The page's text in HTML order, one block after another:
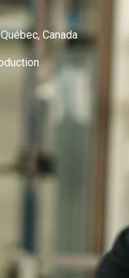
Québec, Canada